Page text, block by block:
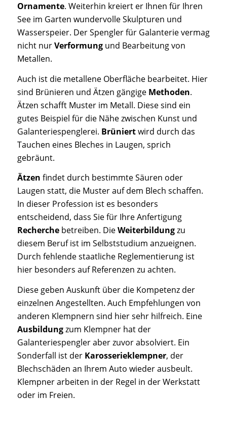
Ornamente. Weiterhin kreiert er Ihnen für Ihren
See im Garten wundervolle Skulpturen und
Wasserspeier. Der Spengler für Galanterie vermag
nicht nurVerformungund Bearbeitung von
Metallen.
Auch ist die metallene Oberfläche bearbeitet. Hier
sind Brünieren und Ätzen gängige Methoden.
Ätzen schafft Muster im Metall. Diese sind ein
gutes Beispiel für die Nähe zwischen Kunst und
Galanteriespenglerei. Brüniertwird durch das
Tauchen eines Bleches in Laugen, sprich
gebräunt.
Ätzen findet durch bestimmte Säuren oder
Laugen statt, die Muster auf dem Blech schaffen.
In dieser Profession ist es besonders
entscheidend, dass Sie für Ihre Anfertigung
Recherchebetreiben. DieWeiterbildungzu
diesem Beruf ist im Selbststudium anzueignen.
Durch fehlende staatliche Reglementierung ist
hier besonders auf Referenzen zu achten.
Diese geben Auskunft über die Kompetenz der
einzelnen Angestellten. Auch Empfehlungen von
anderen Klempnern sind hier sehr hilfreich. Eine
Ausbildungzum Klempner hat der
Galanteriespengler aber zuvor absolviert. Ein
Sonderfall ist der Karosserieklempner, der
Blechschäden an Ihrem Auto wieder ausbeult.
Klempner arbeiten in der Regel in der Werkstatt
oder im Freien.